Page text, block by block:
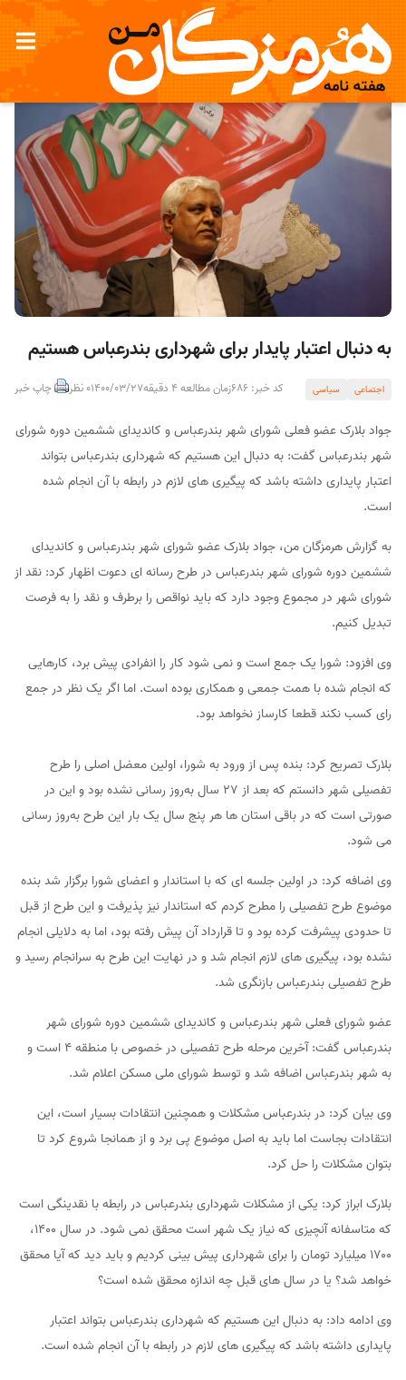
به دنبال اعتبار پایدار برای شهرداری بندرعباس هستیم
اجتماعی سیاسی کد خبر: 686 زمان مطالعه 4 دقیقه 1400/03/270 نظر چاپ خبر
جواد بلارک عضو فعلی شورای شهر بندرعباس و کاندیدای ششمین دوره شورای
شهر بندرعباس گفت: به دنبال این هستیم که شهرداری بندرعباس بتواند
اعتبار پایداری داشته باشد که پیگیری های لازم در رابطه با آن انجام شده
است.
به گزارش هرمزگان من، جواد بلارک عضو شورای شهر بندرعباس و کاندیدای
ششمین دوره شورای شهر بندرعباس در طرح رسانه ای دعوت اظهار کرد: نقد از
شورای شهر در مجموع وجود دارد که باید نواقص را برطرف و نقد را به فرصت
تبدیل کنیم.
وی افزود: شورا یک جمع است و نمی شود کار را انفرادی پیش برد، کارهایی
که انجام شده با همت جمعی و همکاری بوده است. اما اگر یک نظر در جمع
رای کسب نکند قطعا کارساز نخواهد بود.
بلارک تصریح کرد: بنده پس از ورود به شورا، اولین معضل اصلی را طرح
تفصیلی شهر دانستم که بعد از ۲۷ سال به‌روز رسانی نشده بود و این در
صورتی است که در باقی استان ها هر پنج سال یک بار این طرح به‌روز رسانی
می شود.
وی اضافه کرد: در اولین جلسه ای که با استاندار و اعضای شورا برگزار شد بنده
موضوع طرح تفصیلی را مطرح کردم که استاندار نیز پذیرفت و این طرح از قبل
تا حدودی پیشرفت کرده بود و تا قرارداد آن پیش رفته بود، اما به دلایلی انجام
نشده بود، پیگیری های لازم انجام شد و در نهایت این طرح به سرانجام رسید و
طرح تفصیلی بندرعباس بازنگری شد.
عضو شورای فعلی شهر بندرعباس و کاندیدای ششمین دوره شورای شهر
بندرعباس گفت: آخرین مرحله طرح تفصیلی در خصوص با منطقه ۴‌ است و
به شهر بندرعباس اضافه شد و توسط شورای ملی مسکن اعلام شد.
وی بیان کرد: در بندرعباس مشکلات و همچنین انتقادات بسیار است، این
انتقادات بجاست اما باید به اصل موضوع پی برد و از همانجا شروع کرد تا
بتوان مشکلات را حل کرد.
بلارک ابراز کرد: یکی از مشکلات شهرداری بندرعباس در رابطه با نقدینگی است
که متاسفانه آنچیزی که نیاز یک شهر است محقق نمی شود. در سال ۱۴۰۰،
۱۷۰۰ میلیارد تومان را برای شهرداری پیش بینی کردیم و باید دید که آیا محقق
خواهد شد؟ یا در سال های قبل چه اندازه محقق شده است؟
وی ادامه داد: به دنبال این هستیم که شهرداری بندرعباس بتواند اعتبار
پایداری داشته باشد که پیگیری های لازم در رابطه با آن انجام شده است.